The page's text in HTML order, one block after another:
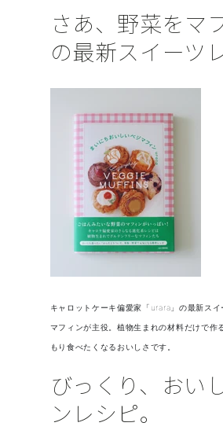
さあ、野菜をマ
の最新スイーツ
キャロットケーキ偏愛家「urara」の最新ス
マフィンが主役。植物生まれの材料だけで作
もり食べたくなるおいしさです。
びっくり、おい
ンレシピ。